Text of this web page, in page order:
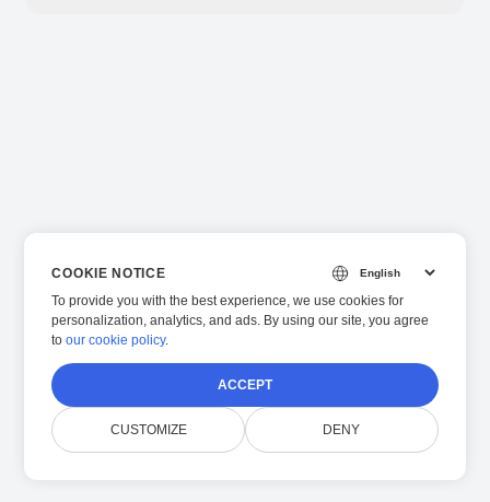
COOKIE NOTICE
To provide you with the best experience, we use cookies for
personalization, analytics, and ads. By using our site, you agree
toour cookie policy.
ACCEPT
CUSTOMIZE DENY